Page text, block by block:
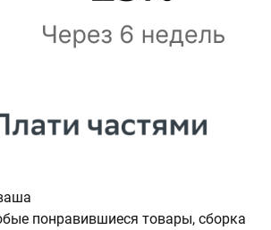
понравившиеся товары, сборка